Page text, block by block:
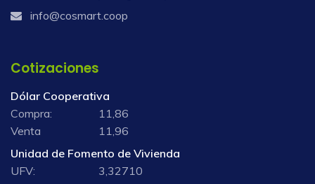
info@cosmart.coop
Cotizaciones
Dólar Cooperativa
Compra:
11,86
Venta
11,96
Unidad de Fomento de Vivienda
UFV:
3,32710